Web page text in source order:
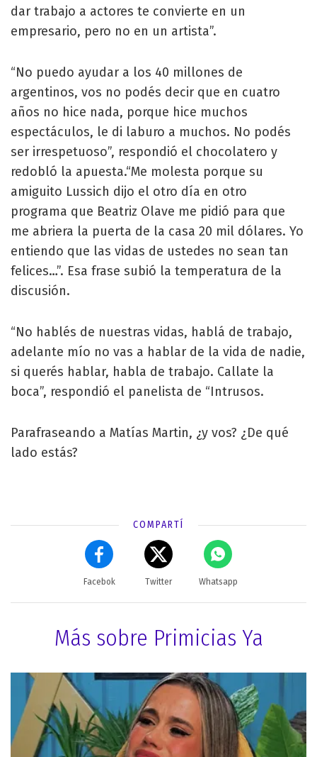
dar trabajo a actores te convierte en un
empresario, pero no en un artista”.
“No puedo ayudar a los 40 millones de
argentinos, vos no podés decir que en cuatro
años no hice nada, porque hice muchos
espectáculos, le di laburo a muchos. No podés
ser irrespetuoso”, respondió el chocolatero y
redobló la apuesta.“Me molesta porque su
amiguito Lussich dijo el otro día en otro
programa que Beatriz Olave me pidió para que
me abriera la puerta de la casa 20 mil dólares. Yo
entiendo que las vidas de ustedes no sean tan
felices…”. Esa frase subió la temperatura de la
discusión.
“No hablés de nuestras vidas, hablá de trabajo,
adelante mío no vas a hablar de la vida de nadie,
si querés hablar, habla de trabajo. Callate la
boca”, respondió el panelista de “Intrusos.
Parafraseando a Matías Martin, ¿y vos? ¿De qué
lado estás?
COMPARTÍ
Facebok Twitter Whatsapp
Más sobre Primicias Ya